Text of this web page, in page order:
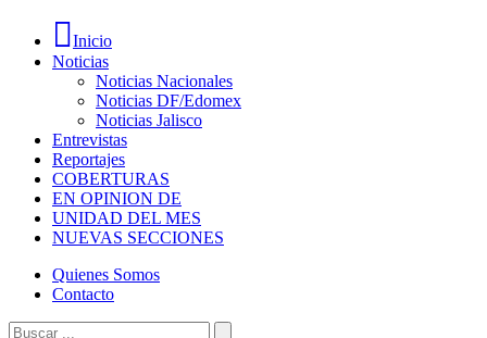
Inicio
Noticias
Noticias Nacionales
Noticias DF/Edomex
Noticias Jalisco
Entrevistas
Reportajes
COBERTURAS
EN OPINION DE
UNIDAD DEL MES
NUEVAS SECCIONES
Quienes Somos
Contacto